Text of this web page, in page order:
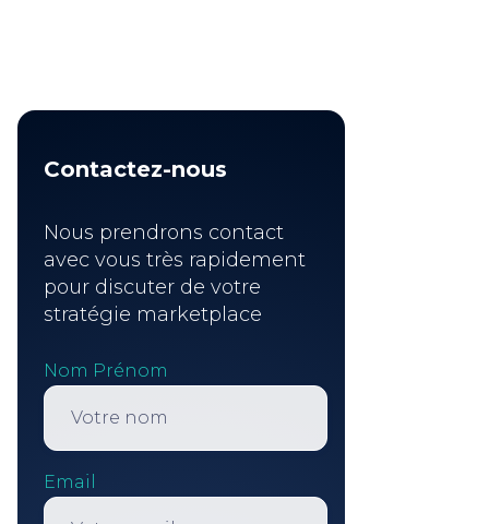
Contactez-nous
Nous prendrons contact
avec vous très rapidement
pour discuter de votre
stratégie marketplace
Nom Prénom
Email